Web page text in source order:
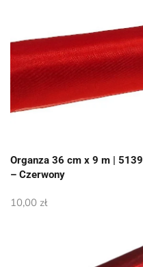
Organza 36 cm x 9 m | 5139
– Czerwony
10,00 zł